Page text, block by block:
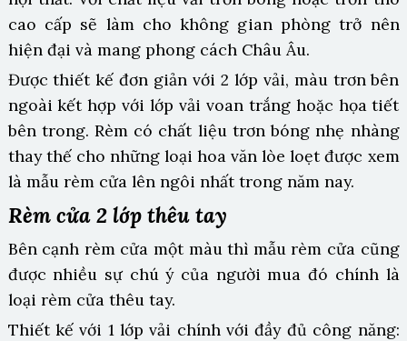
cao cấp sẽ làm cho không gian phòng trở nên
hiện đại và mang phong cách Châu Âu.
Được thiết kế đơn giản với 2 lớp vải, màu trơn bên
ngoài kết hợp với lớp vải voan trắng hoặc họa tiết
bên trong. Rèm có chất liệu trơn bóng nhẹ nhàng
thay thế cho những loại hoa văn lòe loẹt được xem
là mẫu rèm cửa lên ngôi nhất trong năm nay.
Rèm cửa 2 lớp thêu tay
Bên cạnh rèm cửa một màu thì mẫu rèm cửa cũng
được nhiều sự chú ý của người mua đó chính là
loại rèm cửa thêu tay.
Thiết kế với 1 lớp vải chính với đầy đủ công năng: